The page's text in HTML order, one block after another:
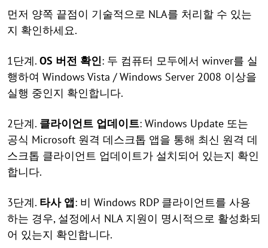
먼저 양쪽 끝점이 기술적으로 NLA를 처리할 수 있는
지 확인하세요.
1단계. OS 버전 확인: 두 컴퓨터 모두에서 winver를 실
행하여 Windows Vista / Windows Server 2008 이상을
실행 중인지 확인합니다.
2단계. 클라이언트 업데이트: Windows Update 또는
공식 Microsoft 원격 데스크톱 앱을 통해 최신 원격 데
스크톱 클라이언트 업데이트가 설치되어 있는지 확인
합니다.
3단계. 타사 앱: 비 Windows RDP 클라이언트를 사용
하는 경우, 설정에서 NLA 지원이 명시적으로 활성화되
어 있는지 확인합니다.